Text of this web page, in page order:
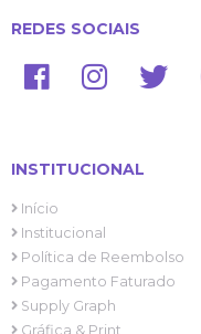
REDES SOCIAIS
INSTITUCIONAL
Início
Institucional
Política de Reembolso
Pagamento Faturado
Supply Graph
Gráfica & Print